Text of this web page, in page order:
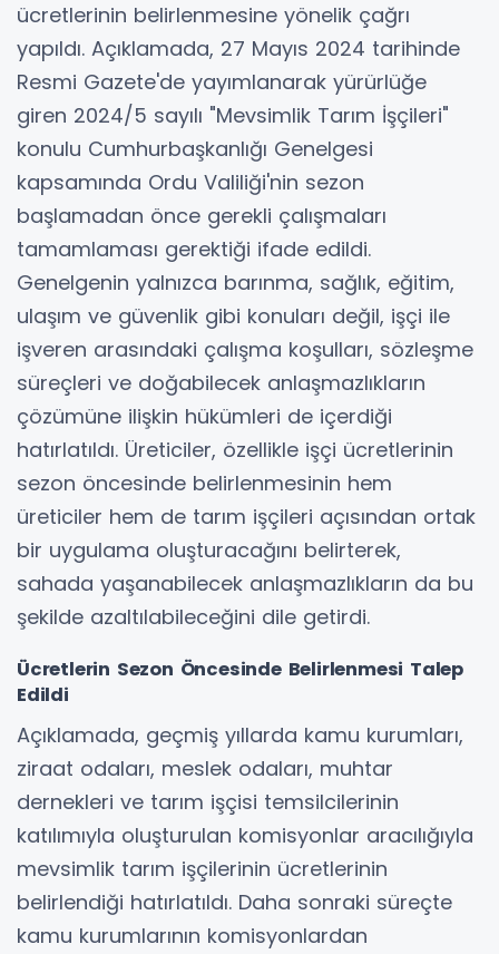
ücretlerinin belirlenmesine yönelik çağrı
yapıldı. Açıklamada, 27 Mayıs 2024 tarihinde
Resmi Gazete'de yayımlanarak yürürlüğe
giren 2024/5 sayılı "Mevsimlik Tarım İşçileri"
konulu Cumhurbaşkanlığı Genelgesi
kapsamında Ordu Valiliği'nin sezon
başlamadan önce gerekli çalışmaları
tamamlaması gerektiği ifade edildi.
Genelgenin yalnızca barınma, sağlık, eğitim,
ulaşım ve güvenlik gibi konuları değil, işçi ile
işveren arasındaki çalışma koşulları, sözleşme
süreçleri ve doğabilecek anlaşmazlıkların
çözümüne ilişkin hükümleri de içerdiği
hatırlatıldı. Üreticiler, özellikle işçi ücretlerinin
sezon öncesinde belirlenmesinin hem
üreticiler hem de tarım işçileri açısından ortak
bir uygulama oluşturacağını belirterek,
sahada yaşanabilecek anlaşmazlıkların da bu
şekilde azaltılabileceğini dile getirdi.
Ücretlerin Sezon Öncesinde Belirlenmesi Talep
Edildi
Açıklamada, geçmiş yıllarda kamu kurumları,
ziraat odaları, meslek odaları, muhtar
dernekleri ve tarım işçisi temsilcilerinin
katılımıyla oluşturulan komisyonlar aracılığıyla
mevsimlik tarım işçilerinin ücretlerinin
belirlendiği hatırlatıldı. Daha sonraki süreçte
kamu kurumlarının komisyonlardan